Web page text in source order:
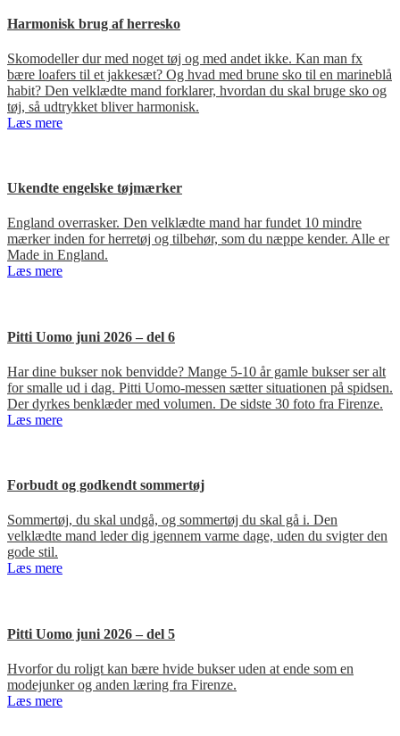
Harmonisk brug af herresko
Skomodeller dur med noget tøj og med andet ikke. Kan man fx
bære loafers til et jakkesæt? Og hvad med brune sko til en marineblå
habit? Den velklædte mand forklarer, hvordan du skal bruge sko og
tøj, så udtrykket bliver harmonisk.
Læs mere
Ukendte engelske tøjmærker
England overrasker. Den velklædte mand har fundet 10 mindre
mærker inden for herretøj og tilbehør, som du næppe kender. Alle er
Made in England.
Læs mere
Pitti Uomo juni 2026 – del 6
Har dine bukser nok benvidde? Mange 5-10 år gamle bukser ser alt
for smalle ud i dag. Pitti Uomo-messen sætter situationen på spidsen.
Der dyrkes benklæder med volumen. De sidste 30 foto fra Firenze.
Læs mere
Forbudt og godkendt sommertøj
Sommertøj, du skal undgå, og sommertøj du skal gå i. Den
velklædte mand leder dig igennem varme dage, uden du svigter den
gode stil.
Læs mere
Pitti Uomo juni 2026 – del 5
Hvorfor du roligt kan bære hvide bukser uden at ende som en
modejunker og anden læring fra Firenze.
Læs mere